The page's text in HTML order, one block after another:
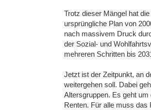
Trotz dieser Mängel hat
ursprüngliche Plan von
nach massivem Druck
der Sozial- und
mehreren Schritten bis
Jetzt ist der Zeitpunkt, an
weitergehen soll. Dabei
Altersgruppen. Es geht um
Renten. Für alle muss das